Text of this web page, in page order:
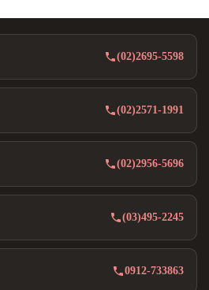
(02)2695-5598
(02)2571-1991
(02)2956-5696
(03)495-2245
0912-733863